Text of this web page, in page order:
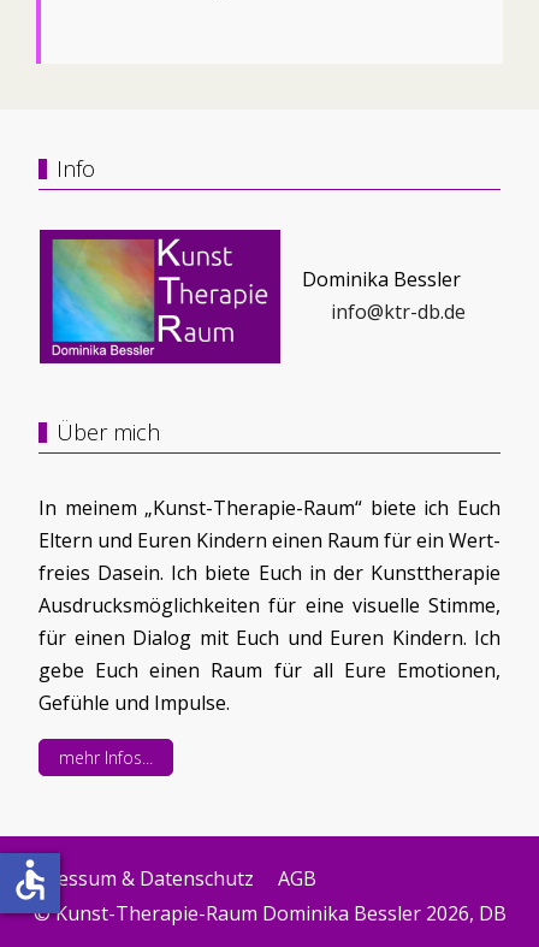
Info
Dominika Bessler
info@ktr-db.de
Über mich
In meinem „Kunst-Therapie-Raum“ biete ich Euch
Eltern und Euren Kindern einen Raum für ein Wert-
freies Dasein. Ich biete Euch in der Kunsttherapie
Ausdrucksmöglichkeiten für eine visuelle Stimme,
für einen Dialog mit Euch und Euren Kindern. Ich
gebe Euch einen Raum für all Eure Emotionen,
Gefühle und Impulse.
mehr Infos...
Impressum & Datenschutz
AGB
© Kunst-Therapie-Raum Dominika Bessler 2026, DB
accessible